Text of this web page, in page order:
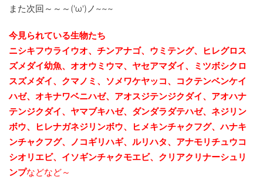
また次回～～～('ω')ノ~~~
今見られている生物たち
ニシキフウライウオ、チンアナゴ、ウミテング、ヒレグロス
ズメダイ幼魚、 オオウミウマ、ヤセアマダイ、ミツボシクロ
スズメダイ、クマノミ、ソメワケヤッコ、コクテンベンケイ
ハゼ、オキナワベニハゼ、アオスジテンジクダイ、 アオハナ
テンジクダイ、ヤマブキハゼ、ダンダラダテハゼ、ネジリン
ボウ、ヒレナガネジリンボウ、ヒメキンチャクフグ、ハナキ
ンチャクフグ、ノコギリハギ、ルリハタ、アナモリチュウコ
シオリエビ、 イソギンチャクモエビ、クリアクリナーシュリ
ンプなどなど～